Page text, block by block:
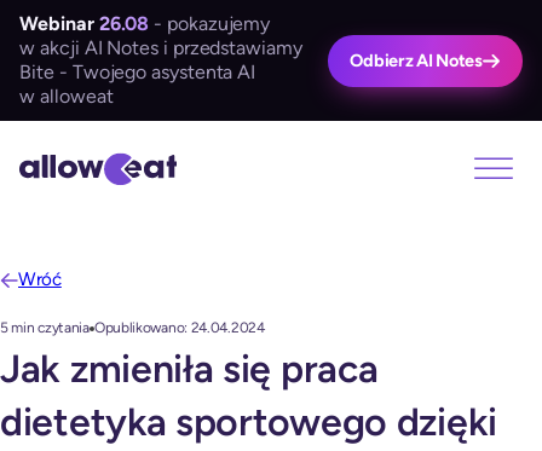
Webinar 26.08 - pokazujemy
w akcji AI Notes i przedstawiamy
Bite - Twojego asystenta AI
w alloweat
Odbierz AI Notes
Wróć
5 min czytania Opublikowano: 24.04.2024
Jak zmieniła się praca
dietetyka sportowego dzięki